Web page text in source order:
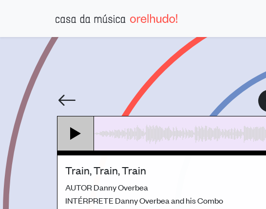
Train, Train, Train
AUTOR Danny Overbea
INTÉRPRETE Danny Overbea and his Combo